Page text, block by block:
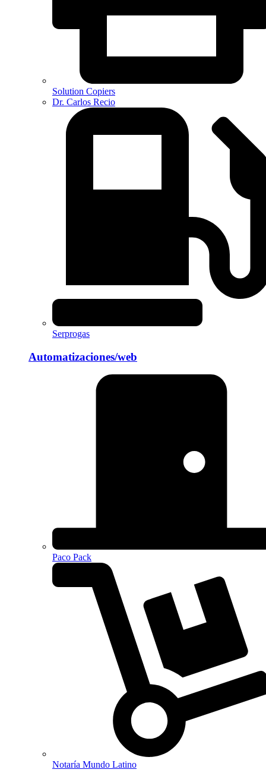
Solution Copiers
Dr. Carlos Recio
Serprogas
Automatizaciones/web
Paco Pack
Notaría Mundo Latino